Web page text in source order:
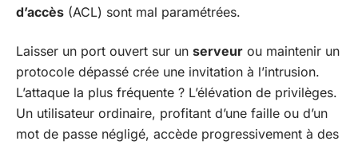
d’accès (ACL) sont mal paramétrées.
Laisser un port ouvert sur un serveur ou maintenir un
protocole dépassé crée une invitation à l’intrusion.
L’attaque la plus fréquente ? L’élévation de privilèges.
Un utilisateur ordinaire, profitant d’une faille ou d’un
mot de passe négligé, accède progressivement à des